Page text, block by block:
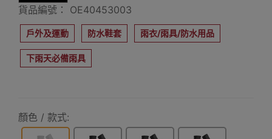
貨品編號： OE40453003
戶外及運動 防水鞋套 雨衣/雨具/防水用品
下雨天必備雨具
顏色 / 款式: